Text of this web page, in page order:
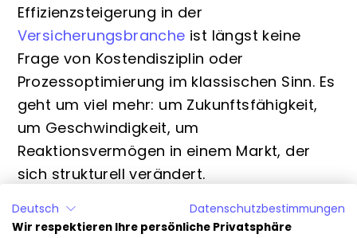
Effizienzsteigerung in der
Versicherungsbranche ist längst keine
Frage von Kostendisziplin oder
Prozessoptimierung im klassischen Sinn. Es
geht um viel mehr: um Zukunftsfähigkeit,
um Geschwindigkeit, um
Reaktionsvermögen in einem Markt, der
sich strukturell verändert.
Die Konsolidierung grosser Anbieter wie
Helvetia und Baloise zeigt, wohin die Reise
Deutsch
Datenschutzbestimmungen
Wir respektieren Ihre persönliche Privatsphäre